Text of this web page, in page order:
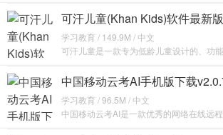
可汗儿童(Khan Kids)软件最新
载安装v7.0.3
学习教育 / 149.9M / 中文
可汗儿童是一款专为低龄儿童设计的、功
中国移动云考AI手机版下载
学习教育 / 96.5M / 中文
中国移动云考AI是一款优秀的网络在线远